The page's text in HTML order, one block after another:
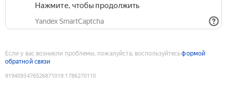
Нажмите, чтобы продолжить
Yandex SmartCaptcha
Если у вас возникли проблемы, пожалуйста, воспользуйтесьформой
обратной связи
9194093476526871019:1786270110